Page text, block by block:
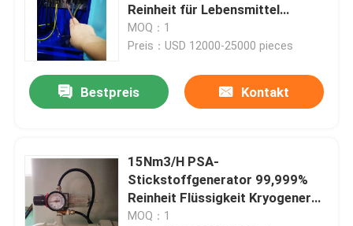
Reinheit für Lebensmittel
Metallurgie Chemie
MOQ：1
Preis：USD 12000-25000 pieces
Bestpreis Kontakt
15Nm3/H PSA-
Stickstoffgenerator 99,999%
Reinheit Flüssigkeit Kryogener
Sauerstoff-Stickstoffgenerator
MOQ：1